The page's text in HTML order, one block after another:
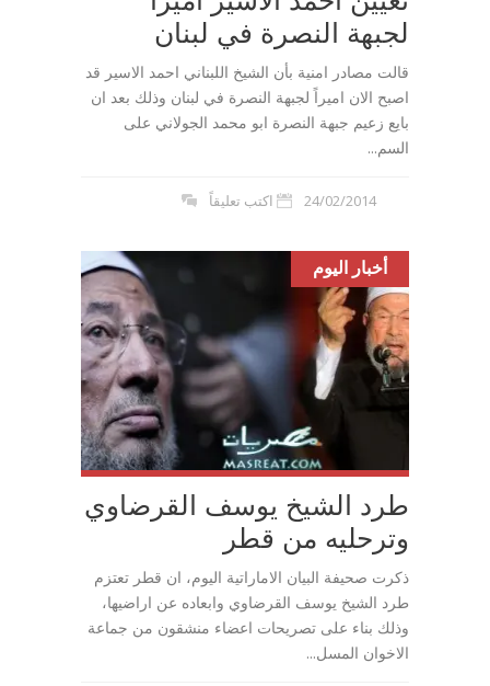
لجبهة النصرة في لبنان
قالت مصادر امنية بأن الشيخ اللبناني احمد الاسير قد
اصبح الان اميراً لجبهة النصرة في لبنان وذلك بعد ان
بايع زعيم جبهة النصرة ابو محمد الجولاني على
السم...
24/02/2014 اكتب تعليقاً
أخبار اليوم
طرد الشيخ يوسف القرضاوي
وترحليه من قطر
ذكرت صحيفة البيان الاماراتية اليوم، ان قطر تعتزم
طرد الشيخ يوسف القرضاوي وابعاده عن اراضيها،
وذلك بناء على تصريحات اعضاء منشقون من جماعة
الاخوان المسل...